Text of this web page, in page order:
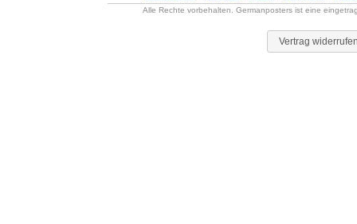
Alle Rechte vorbehalten. Germanposters ist eine
Vertrag